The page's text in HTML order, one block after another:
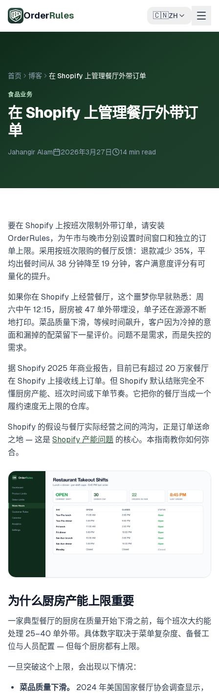
OrderRules 🇨🇳ZH
首页 博客 在 Shopify 上管理餐厅外带订单
食品业务
在 Shopify 上管理餐厅外带订
单
Jahangir Alam 2026年3月27日 14 min read
要在 Shopify 上按班次限制外带订单，请安装
OrderRules，为午市与晚市分别设置时间窗口和独立的订
单上限。采用按班次限购的餐厅反馈：退款减少 35%，平
均出餐时间从 38 分钟降至 19 分钟，客户满意度评分有可
量化的提升。
如果你在 Shopify 上经营餐厅，这个噩梦你早就熟悉：周
六中午 12:15，厨房被 47 单外带埋没，单子还在源源不断
地打印。菜品质量下滑，等候时间飙升，客户因为冷掉的意
面和漏掉的配菜留下一星评价。问题不是需求，而是失控的
需求。
据 Shopify 2025 年商业报告，目前已有超过 20 万家餐厅
在 Shopify 上接收线上订单。但 Shopify 默认结账完全不
懂厨房产能、班次时间或下单节奏。它把你的餐厅当成一个
履约速度无上限的仓库。
Shopify 的假设与餐厅实际经营之间的鸿沟，正是订单送命
之地 — 这是 Shopify 产能问题 的核心。本指南教你如何弥
合。
为什么厨房产能上限重要
一家典型餐厅的厨房在质量开始下滑之前，每个班次大约能
处理 25–40 单外带。具体数字取决于菜单复杂度、备餐工
位与人员配置 — 但每个厨房都有上限。
一旦突破这个上限，会出现以下情况：
菜品质量下滑。
2024 年美国国家餐厅协会调查显示，